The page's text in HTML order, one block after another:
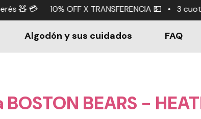
TRANSFERENCIA 💵 • 3 cuotas sin interés 🧸
Algodón y sus cuidados FAQ
BEARS -